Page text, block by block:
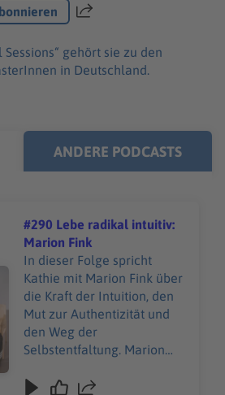
Teilen
gehört sie zu den
in Deutschland.
ANDERE PODCASTS
radikal intuitiv: Marion Fink
#290 Lebe radikal intuitiv:
Marion Fink
In dieser Folge spricht
Kathie mit Marion Fink über
die Kraft der Intuition, den
Mut zur Authentizität und
den Weg der
Selbstentfaltung. Marion
von der Malerei zur tiefen